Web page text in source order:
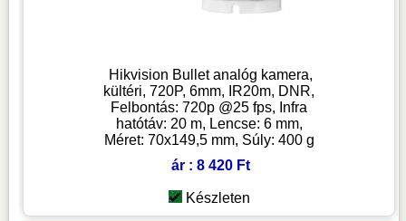
Hikvision Bullet analóg kamera,
kültéri, 720P, 6mm, IR20m, DNR,
Felbontás: 720p @25 fps, Infra
hatótáv: 20 m, Lencse: 6 mm,
Méret: 70x149,5 mm, Súly: 400 g
ár : 8 420 Ft
Készleten